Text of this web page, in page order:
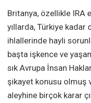
Britanya, özellikle IRA
yıllarda, Türkiye kadar
ihlallerinde hayli
başta işkence ve
sık Avrupa İnsan
şikayet konusu olmuş
aleyhine birçok karar